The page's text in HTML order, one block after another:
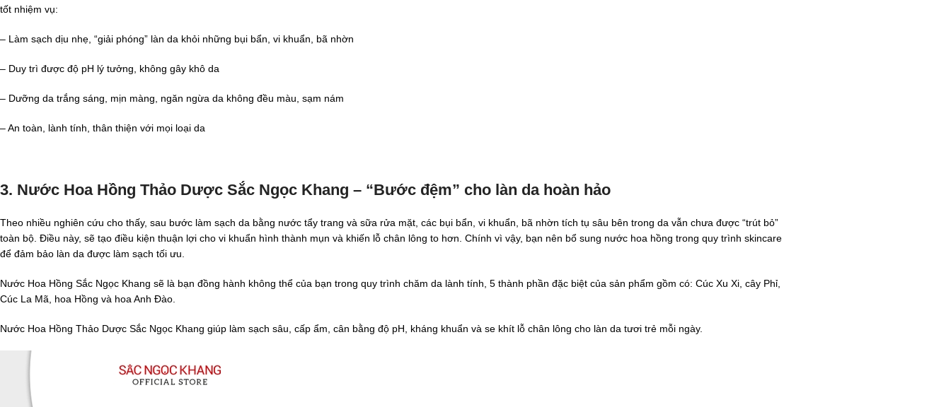
tốt nhiệm vụ:
– Làm sạch dịu nhẹ, “giải phóng” làn da khỏi những bụi bẩn, vi khuẩn, bã nhờn
– Duy trì được độ pH lý tưởng, không gây khô da
– Dưỡng da trắng sáng, mịn màng, ngăn ngừa da không đều màu, sạm nám
– An toàn, lành tính, thân thiện với mọi loại da
3. Nước Hoa Hồng Thảo Dược Sắc Ngọc Khang – “Bước đệm” cho làn da hoàn hảo
Theo nhiều nghiên cứu cho thấy, sau bước làm sạch da bằng nước tẩy trang và sữa rửa mặt, các bụi bẩn, vi khuẩn, bã nhờn tích tụ sâu bên trong da vẫn chưa được “trút bỏ”
toàn bộ. Điều này, sẽ tạo điều kiện thuận lợi cho vi khuẩn hình thành mụn và khiến lỗ chân lông to hơn. Chính vì vậy, bạn nên bổ sung nước hoa hồng trong quy trình skincare
để đảm bảo làn da được làm sạch tối ưu.
Nước Hoa Hồng Sắc Ngọc Khang sẽ là bạn đồng hành không thể của bạn trong quy trình chăm da lành tính, 5 thành phần đặc biệt của sản phẩm gồm có: Cúc Xu Xi, cây Phỉ,
Cúc La Mã, hoa Hồng và hoa Anh Đào.
Nước Hoa Hồng Thảo Dược Sắc Ngọc Khang giúp làm sạch sâu, cấp ẩm, cân bằng độ pH, kháng khuẩn và se khít lỗ chân lông cho làn da tươi trẻ mỗi ngày.